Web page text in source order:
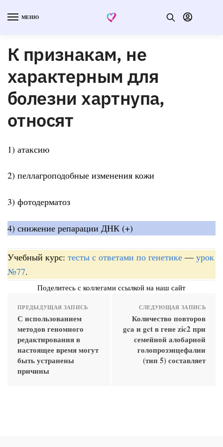
МЕНЮ
К признакам, не
характерным для
болезни хартнупа,
относят
1) атаксию
2) пеллагроподобные изменения кожи
3) фотодерматоз
4) снижение репарации ДНК (+)
Учебный курс: тесты с ответами по генетике — урок
№77.
Поделитесь с коллегами ссылкой на наш сайт
ПРЕДЫДУЩАЯ ЗАПИСЬ
С использованием
методов геномного
редактирования в
настоящее время могут
быть устранены
причины
СЛЕДУЮЩАЯ ЗАПИСЬ
Количество повторов
gca и gct в гене zic2 при
семейной алобарной
голопрозэнцефалии
(тип 5) составляет